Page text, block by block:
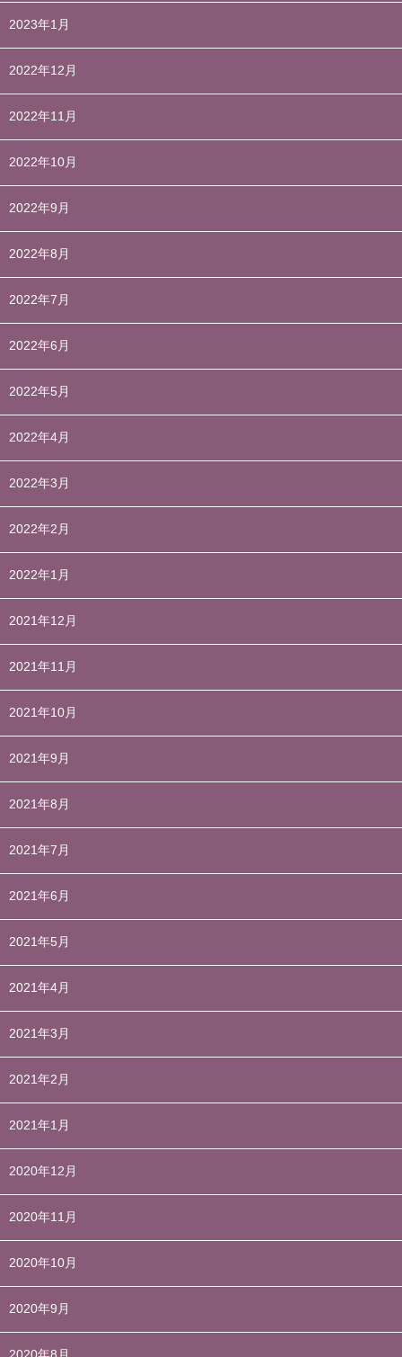
2023年1月
2022年12月
2022年11月
2022年10月
2022年9月
2022年8月
2022年7月
2022年6月
2022年5月
2022年4月
2022年3月
2022年2月
2022年1月
2021年12月
2021年11月
2021年10月
2021年9月
2021年8月
2021年7月
2021年6月
2021年5月
2021年4月
2021年3月
2021年2月
2021年1月
2020年12月
2020年11月
2020年10月
2020年9月